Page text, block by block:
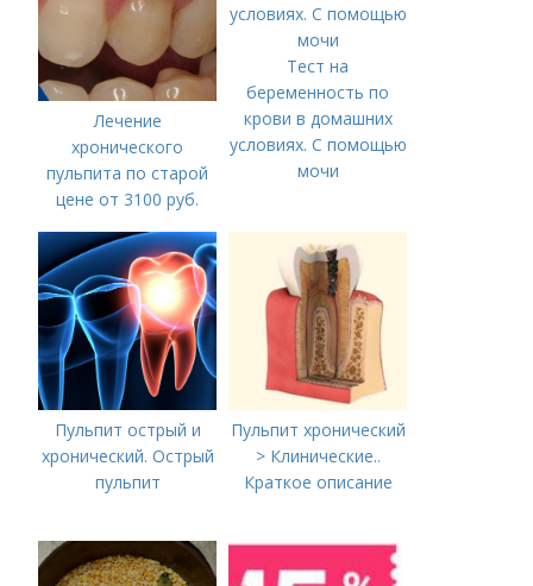
Лечение
хронического
пульпита по старой
цене от 3100 руб.
цена
Тест на
беременность по
крови в домашних
условиях. С помощью
мочи
Пульпит острый и
хронический. Острый
пульпит
Пульпит хронический
> Клинические..
Краткое описание